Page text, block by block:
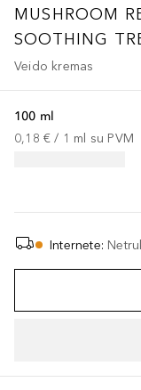
MUSHROOM
SOOTHING
Veido kremas
100 ml
0,18 € / 1 ml su PVM
Internete: